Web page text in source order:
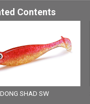
Contents
SHAD SW